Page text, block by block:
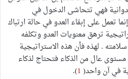
فهي تتحاشى الدخول في
تعمل على إبقاء العدو في حالة ارتباك
ترهق معنويات العدو وتكلفه
. لهذه فأن هذه الاستراتيجية
عال من الذكاء فتحتاج لذكاء
في آن واحد( ).